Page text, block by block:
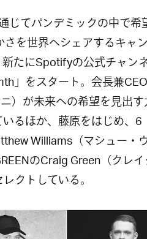
てパンデミックの中で希
を世界へシェアするキャ
たにSpotifyの公式チャン
」をスタート。会長兼
）が未来への希望を見出
るほか、藤原をはじめ、6
Williams （マシュー・
のCraig Green（クレ
クトしている。